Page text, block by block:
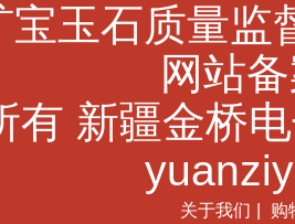
宝玉石质量监
网站
有 新疆金桥
关于我们 购